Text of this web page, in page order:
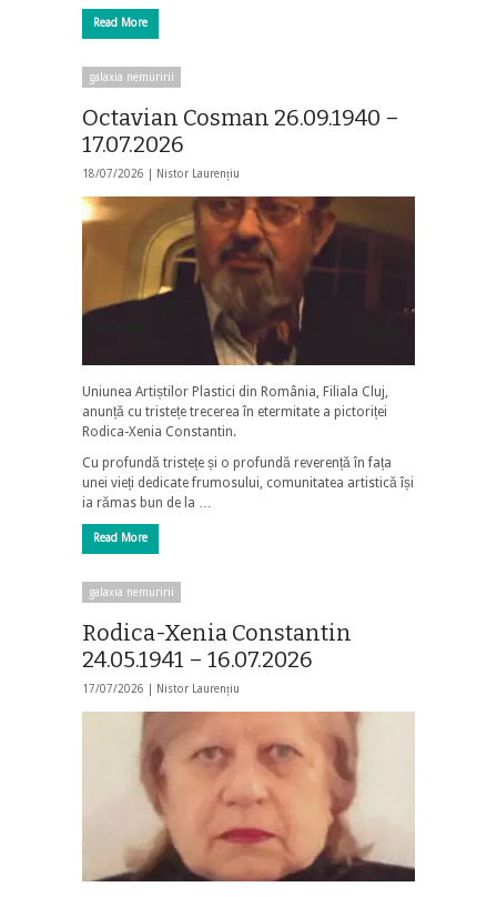
Read More
galaxia nemuririi
Octavian Cosman 26.09.1940 –
17.07.2026
18/07/2026 | Nistor Laurențiu
Uniunea Artiștilor Plastici din România, Filiala Cluj,
anunță cu tristețe trecerea în etermitate a pictoriței
Rodica-Xenia Constantin.
Cu profundă tristețe și o profundă reverență în fața
unei vieți dedicate frumosului, comunitatea artistică își
ia rămas bun de la …
Read More
galaxia nemuririi
Rodica-Xenia Constantin
24.05.1941 – 16.07.2026
17/07/2026 | Nistor Laurențiu